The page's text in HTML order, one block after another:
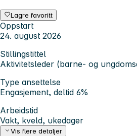
Lagre favoritt
Oppstart
24. august 2026
Stillingstittel
Aktivitetsleder (barne- og
Type ansettelse
Engasjement, deltid 6%
Arbeidstid
Vakt, kveld, ukedager
Vis flere detaljer